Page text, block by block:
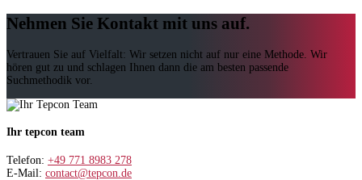
Nehmen Sie Kontakt mit uns auf.
Vertrauen Sie auf Vielfalt: Wir setzen nicht auf nur eine Methode. Wir
hören gut zu und schlagen Ihnen dann die am besten passende
Suchmethodik vor.
Ihr tepcon team
Telefon: +49 771 8983 278
E-Mail: contact@tepcon.de